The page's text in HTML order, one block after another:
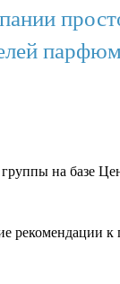
на базе
рекомендации к